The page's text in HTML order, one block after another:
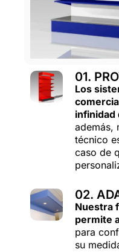
01.
Los
infinidad
además,
técnico
caso de
02.
Nuestra
permite
para
su